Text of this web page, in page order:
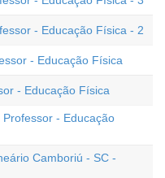
- Educação Física - 2
- Educação Física
- Educação Física
- Educação
Camboriú - SC -